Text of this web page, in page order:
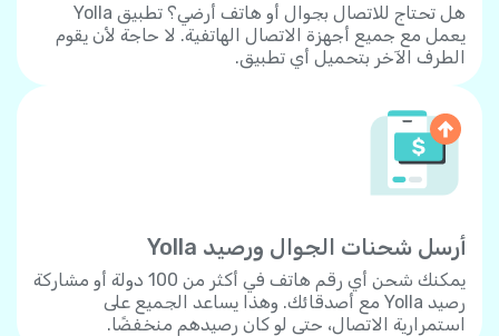
هل تحتاج للاتصال بجوال أو هاتف أرضي؟ تطبيق Yolla
يعمل مع جميع أجهزة الاتصال الهاتفية. لا حاجة لأن يقوم
الطرف الآخر بتحميل أي تطبيق.
أرسل شحنات الجوال ورصيد Yolla
يمكنك شحن أي رقم هاتف في أكثر من 100 دولة أو مشاركة
رصيد Yolla مع أصدقائك. وهذا يساعد الجميع على
استمرارية الاتصال، حتى لو كان رصيدهم منخفضًا.